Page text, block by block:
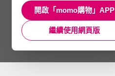
開啟「momo購物」APP
繼續使用網頁版